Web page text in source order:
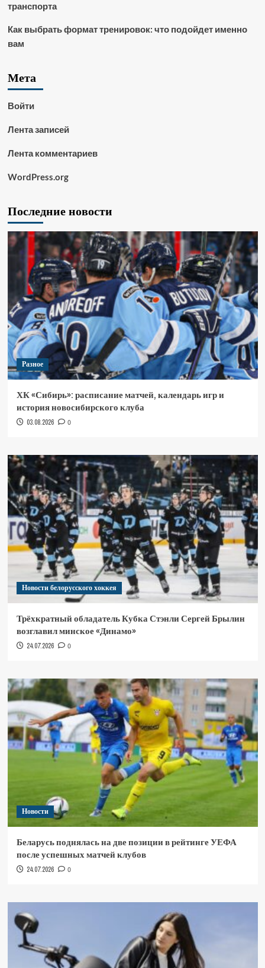
транспорта
Как выбрать формат тренировок: что подойдет именно
вам
Мета
Войти
Лента записей
Лента комментариев
WordPress.org
Последние новости
Разное
ХК «Сибирь»: расписание матчей, календарь игр и
история новосибирского клуба
03.08.2026 0
Новости белорусского хоккея
Трёхкратный обладатель Кубка Стэнли Сергей Брылин
возглавил минское «Динамо»
24.07.2026 0
Новости
Беларусь поднялась на две позиции в рейтинге УЕФА
после успешных матчей клубов
24.07.2026 0